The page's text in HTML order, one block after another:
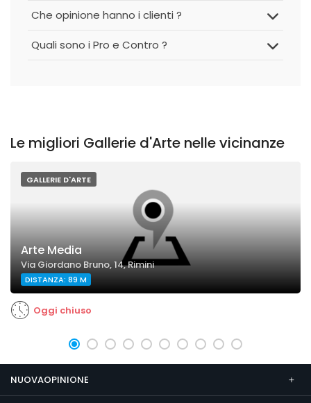
Che opinione hanno i clienti ?
Quali sono i Pro e Contro ?
Le migliori Gallerie d'Arte nelle vicinanze
GALLERIE D'ARTE
Arte Media
Via Giordano Bruno, 14, Rimini
DISTANZA: 89 M
Oggi chiuso
NUOVAOPINIONE